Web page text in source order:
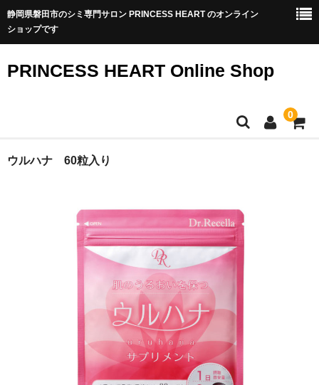
静岡県磐田市のシミ専門サロン PRINCESS HEART のオンライン
ショップです
PRINCESS HEART Online Shop
0
TOP
シミ専門サロンのシミ改善化粧品
アクアヴィーナススキンケア
アクアヴィーナス集中ケア
ウルハナ 60粒入り